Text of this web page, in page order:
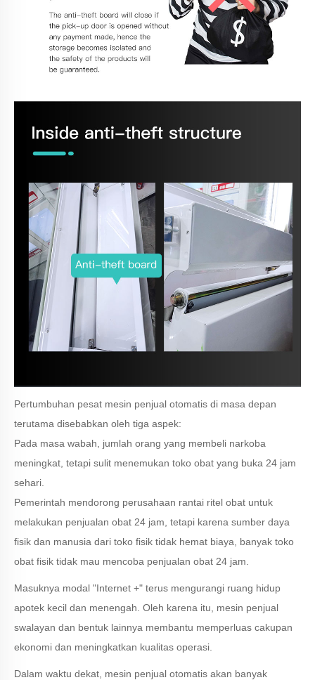
Pertumbuhan pesat mesin penjual otomatis di masa depan
terutama disebabkan oleh tiga aspek:
Pada masa wabah, jumlah orang yang membeli narkoba
meningkat, tetapi sulit menemukan toko obat yang buka 24 jam
sehari.
Pemerintah mendorong perusahaan rantai ritel obat untuk
melakukan penjualan obat 24 jam, tetapi karena sumber daya
fisik dan manusia dari toko fisik tidak hemat biaya, banyak toko
obat fisik tidak mau mencoba penjualan obat 24 jam.
Masuknya modal "Internet +" terus mengurangi ruang hidup
apotek kecil dan menengah. Oleh karena itu, mesin penjual
swalayan dan bentuk lainnya membantu memperluas cakupan
ekonomi dan meningkatkan kualitas operasi.
Dalam waktu dekat, mesin penjual otomatis akan banyak